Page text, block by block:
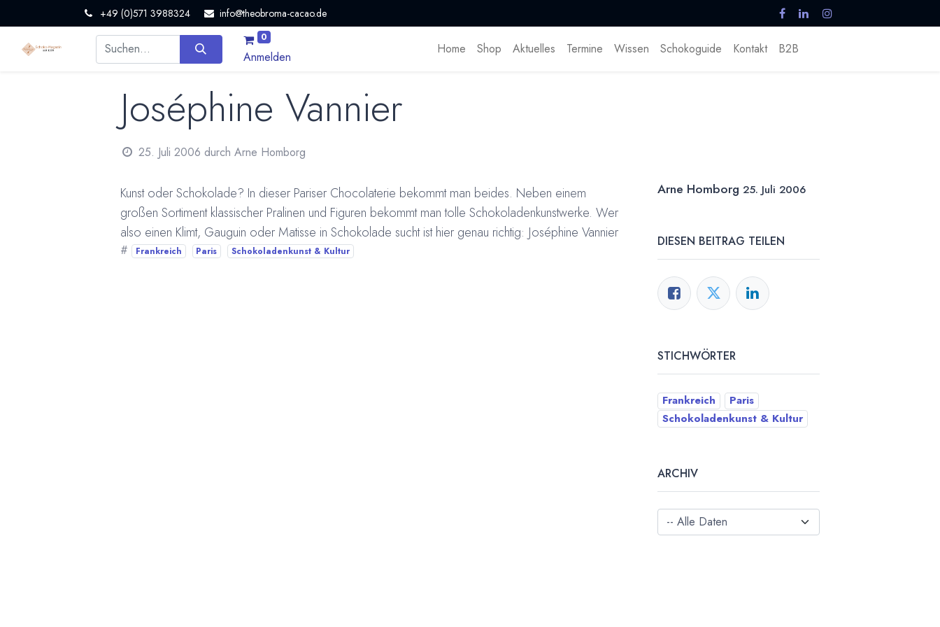
+49 (0)571 3988324 info@theobroma-cacao.de
0
Anmelden
Home Shop Aktuelles Termine Wissen Schokoguide Kontakt B2B
Joséphine Vannier
25. Juli 2006 durch Arne Homborg
Kunst oder Schokolade? In dieser Pariser Chocolaterie bekommt man beides. Neben einem
großen Sortiment klassischer Pralinen und Figuren bekommt man tolle Schokoladenkunstwerke. Wer
also einen Klimt, Gauguin oder Matisse in Schokolade sucht ist hier genau richtig: Joséphine Vannier
# Frankreich Paris Schokoladenkunst & Kultur
Arne Homborg 25. Juli 2006
DIESEN BEITRAG TEILEN
STICHWÖRTER
Frankreich
Paris
Schokoladenkunst & Kultur
ARCHIV